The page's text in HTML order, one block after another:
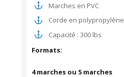
Marches en PVC
Corde en polypropylène
Capacité : 300 lbs
Formats:
4 marches ou 5 marches